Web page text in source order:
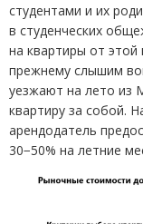
студентами и их
в студенческих
на квартиры от
прежнему слышим
уезжают на лето из
квартиру за собой.
арендодатель
30−50% на летние